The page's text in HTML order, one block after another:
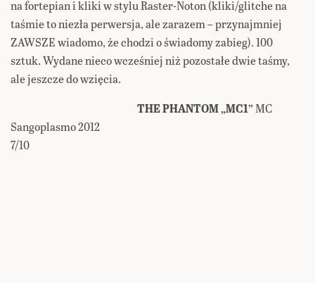
na fortepian i kliki w stylu Raster-Noton (kliki/glitche na
taśmie to niezła perwersja, ale zarazem – przynajmniej
ZAWSZE wiadomo, że chodzi o świadomy zabieg). 100
sztuk. Wydane nieco wcześniej niż pozostałe dwie taśmy,
ale jeszcze do wzięcia.
THE PHANTOM „MC1”MC
Sangoplasmo 2012
7/10